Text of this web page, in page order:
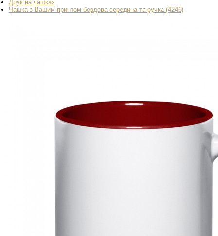
Друк на чашках
Чашка з Вашим принтом бордова середина та ручка (4246)